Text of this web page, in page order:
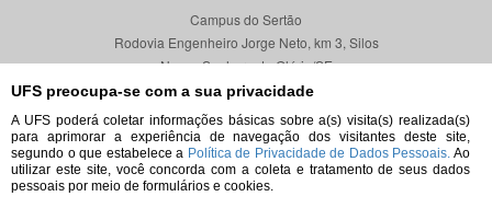
UFS preocupa-se com a sua privacidade
A UFS poderá coletar informações básicas sobre a(s) visita(s) realizada(s)
para aprimorar a experiência de navegação dos visitantes deste site,
segundo o que estabelece a Política de Privacidade de Dados Pessoais. Ao
utilizar este site, você concorda com a coleta e tratamento de seus dados
pessoais por meio de formulários e cookies.
Campus do Sertão
Rodovia Engenheiro Jorge Neto, km 3, Silos
Nossa Senhora da Glória/SE
CEP 49680-000
Localização